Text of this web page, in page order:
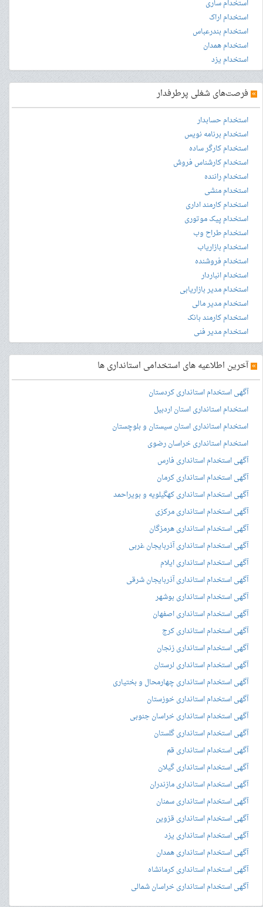
استخدام ساری
استخدام اراک
استخدام بندرعباس
استخدام همدان
استخدام یزد
» فرصت‌های شغلی پرطرفدار
استخدام حسابدار
استخدام برنامه نویس
استخدام کارگر ساده
استخدام کارشناس فروش
استخدام راننده
استخدام منشی
استخدام کارمند اداری
استخدام پیک موتوری
استخدام طراح وب
استخدام بازاریاب
استخدام فروشنده
استخدام انباردار
استخدام مدیر بازاریابی
استخدام مدیر مالی
استخدام کارمند بانک
استخدام مدیر فنی
»آخرین اطلاعیه های استخدامی استانداری ها
آگهی استخدام استانداری کردستان
استخدام استانداری استان اردبیل
استخدام استانداری استان سیستان و بلوچستان
استخدام استانداری خراسان رضوی
آگهی استخدام استانداری فارس
آگهی استخدام استانداری کرمان
آگهی استخدام استانداری کهگیلویه و بویراحمد
آگهی استخدام استانداری مرکزی
آگهی استخدام استانداری هرمزگان
آگهی استخدام استانداری آذربایجان غربی
آگهی استخدام استانداری ایلام
آگهی استخدام استانداری آذربایجان شرقی
آگهی استخدام استانداری بوشهر
آگهی استخدام استانداری اصفهان
آگهی استخدام استانداری کرج
آگهی استخدام استانداری زنجان
آگهی استخدام استانداری لرستان
آگهی استخدام استانداری چهارمحال و بختیاری
آگهی استخدام استانداری خوزستان
آگهی استخدام استانداری خراسان جنوبی
آگهی استخدام استانداری گلستان
آگهی استخدام استانداری قم
آگهی استخدام استانداری گیلان
آگهی استخدام استانداری مازندران
آگهی استخدام استانداری سمنان
آگهی استخدام استانداری قزوین
آگهی استخدام استانداری یزد
آگهی استخدام استانداری همدان
آگهی استخدام استانداری کرمانشاه
آگهی استخدام استانداری خراسان شمالی